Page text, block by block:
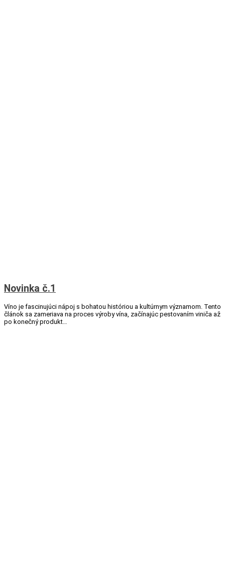
Novinka č.1
Víno je fascinujúci nápoj s bohatou históriou a kultúrnym významom. Tento
článok sa zameriava na proces výroby vína, začínajúc pestovaním viniča až
po konečný produkt…